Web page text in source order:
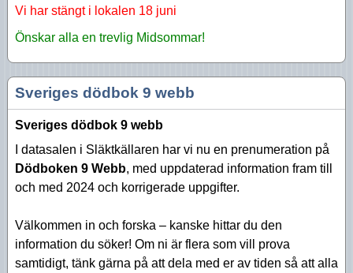
Bra länkar
Kurser
Försäljning
Styrelsen
Aktiviteter 2022
Aktiviteter 2021
Aktiviteter 2020
Aktiviteter 2019
Aktiviteter 2017
Aktiviteter 2015
Aktiviteter 2014
Skapa inloggning
Vi har stängt i lokalen 18 juni
Önskar alla en trevlig Midsommar!
Sveriges dödbok 9 webb
Sveriges dödbok 9 webb
I datasalen i Släktkällaren har vi nu en prenumeration på
Dödboken 9 Webb, med uppdaterad information fram till
och med 2024 och korrigerade uppgifter.
Välkommen in och forska – kanske hittar du den
information du söker! Om ni är flera som vill prova
samtidigt, tänk gärna på att dela med er av tiden så att alla